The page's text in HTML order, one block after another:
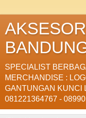
SPECIALIST
MERCHANDISE :
GANTUNGAN KUNCI
081221364767 -